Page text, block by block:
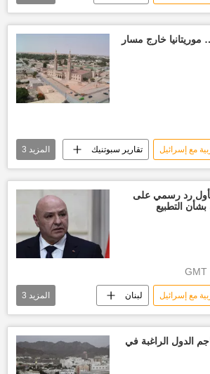
العالم العربي
مصرخارج مسار
مع إسرائيل تقارير سبوتنيك المزيد 3
بأول رد رسمي على
بشأن التطبيع
مع إسرائيل لبنان
العالم العربي
المزيد 3
الدول الراغبة في